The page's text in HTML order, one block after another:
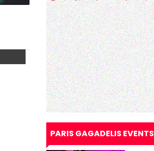
PARIS GAGADELIS EVENTS